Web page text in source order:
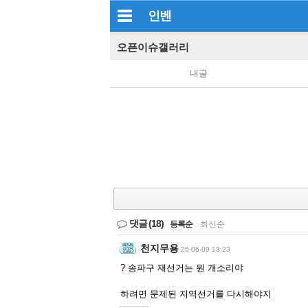
인벤
오픈이슈갤러리
내글
댓글(18) 등록순 최신순
천지무용 26-06-09 13:23
? 송파구 재선거는 뭔 개소리야
하려면 문제된 지역선거를 다시해야지